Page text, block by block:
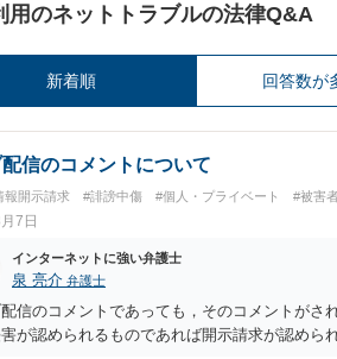
用のネットトラブルの法律Q&A
新着順 回答数が
信のコメントについて
報開示請求 #誹謗中傷 #個人・プライベート #被害者
7日
インターネットに強い弁護士
泉 亮介 弁護士
信のコメントであっても，そのコメントがさ
が認められるものであれば開示請求が認めら